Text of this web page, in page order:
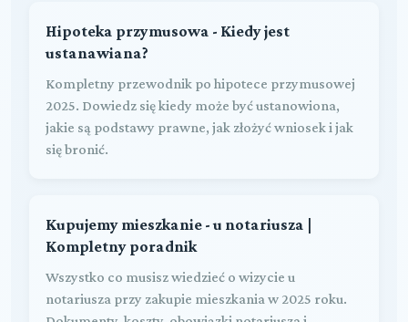
Hipoteka przymusowa - Kiedy jest
ustanawiana?
Kompletny przewodnik po hipotece przymusowej
2025. Dowiedz się kiedy może być ustanowiona,
jakie są podstawy prawne, jak złożyć wniosek i jak
się bronić.
Kupujemy mieszkanie - u notariusza |
Kompletny poradnik
Wszystko co musisz wiedzieć o wizycie u
notariusza przy zakupie mieszkania w 2025 roku.